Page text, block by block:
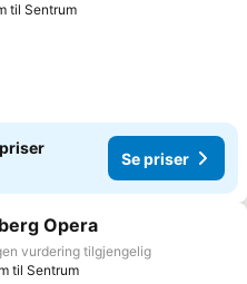
til Sentrum
Se priser
til i favoritter
Opera
vurdering tilgjengelig
til Sentrum